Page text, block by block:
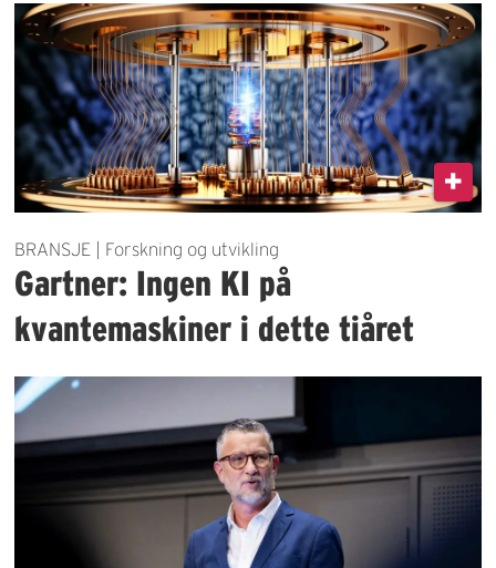
BRANSJE | Forskning og utvikling
Gartner: Ingen KI på
kvantemaskiner i dette tiåret